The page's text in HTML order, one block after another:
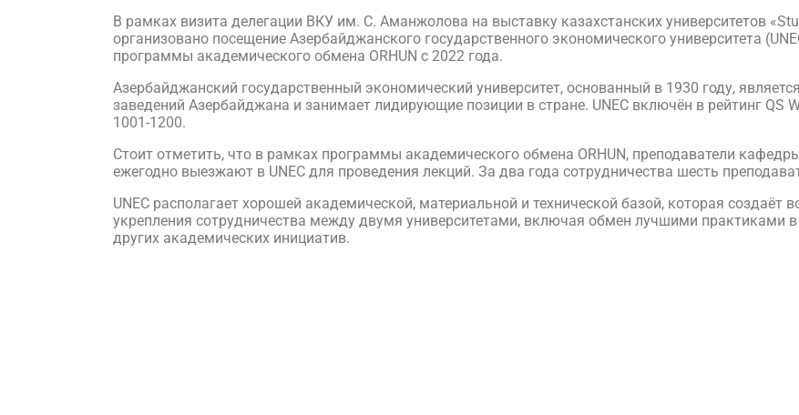
В рамках визита делегации ВКУ им. С. Аманжолова на выставку казахстанских университетов
организовано посещение Азербайджанского государственного экономического университета
программы академического обмена ORHUN с 2022 года.
Азербайджанский государственный экономический университет, основанный в 1930 году,
заведений Азербайджана и занимает лидирующие позиции в стране. UNEC включён в рейтинг QS
1001-1200.
Стоит отметить, что в рамках программы академического обмена ORHUN, преподаватели
ежегодно выезжают в UNEC для проведения лекций. За два года сотрудничества шесть
UNEC располагает хорошей академической, материальной и технической базой, которая
укрепления сотрудничества между двумя университетами, включая обмен лучшими практиками в
других академических инициатив.